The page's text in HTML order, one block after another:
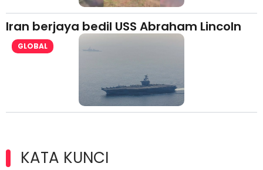
Iran berjaya bedil USS Abraham Lincoln
GLOBAL
KATA KUNCI